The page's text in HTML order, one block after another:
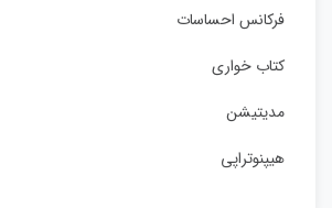
فرکانس احساسات
کتاب خواری
مدیتیشن
هیپنوتراپی